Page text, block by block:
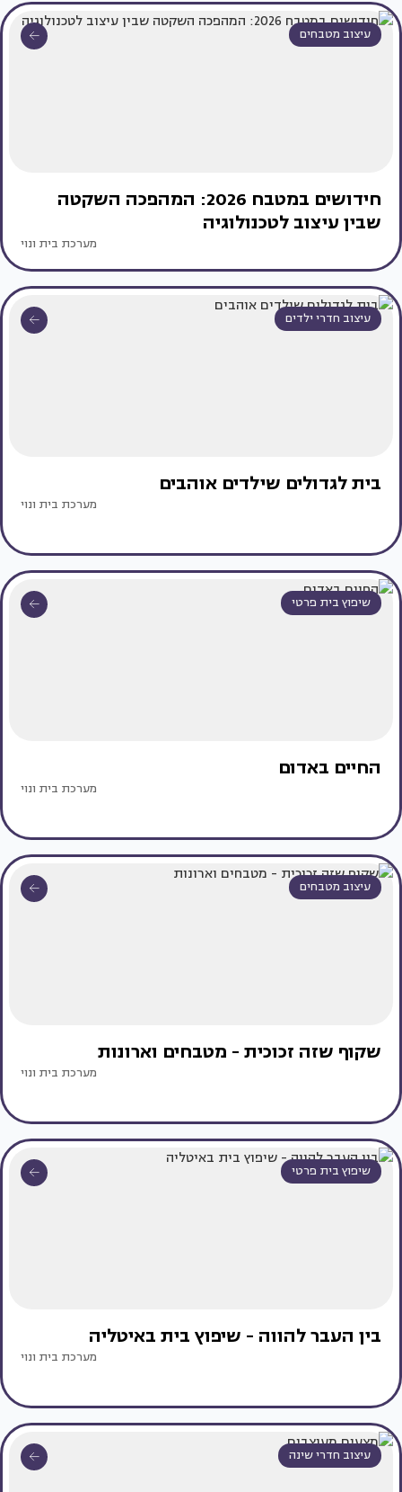
עיצוב מטבחים
חידושים במטבח 2026: המהפכה השקטה
שבין עיצוב לטכנולוגיה
מערכת בית ונוי
עיצוב חדרי ילדים
בית לגדולים שילדים אוהבים
מערכת בית ונוי
שיפוץ בית פרטי
החיים באדום
מערכת בית ונוי
עיצוב מטבחים
שקוף שזה זכוכית - מטבחים וארונות
מערכת בית ונוי
שיפוץ בית פרטי
בין העבר להווה - שיפוץ בית באיטליה
מערכת בית ונוי
עיצוב חדרי שינה